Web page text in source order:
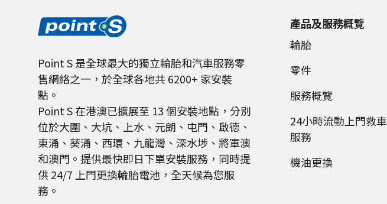
Point S 是全球最大的獨立輪胎和汽車服務零
售網絡之一，於全球各地共 6200+ 家安裝
點。
Point S 在港澳已擴展至 13 個安裝地點，分別
位於大圍、大坑、上水、元朗、屯門、啟德、
東涌、葵涌、西環、九龍灣、深水埗、將軍澳
和澳門。提供最快即日下單安裝服務，同時提
供 24/7 上門更換輪胎電池，全天候為您服
務。
產品及服務概覽
輪胎
零件
服務概覽
24小時流動上門救車
服務
機油更換